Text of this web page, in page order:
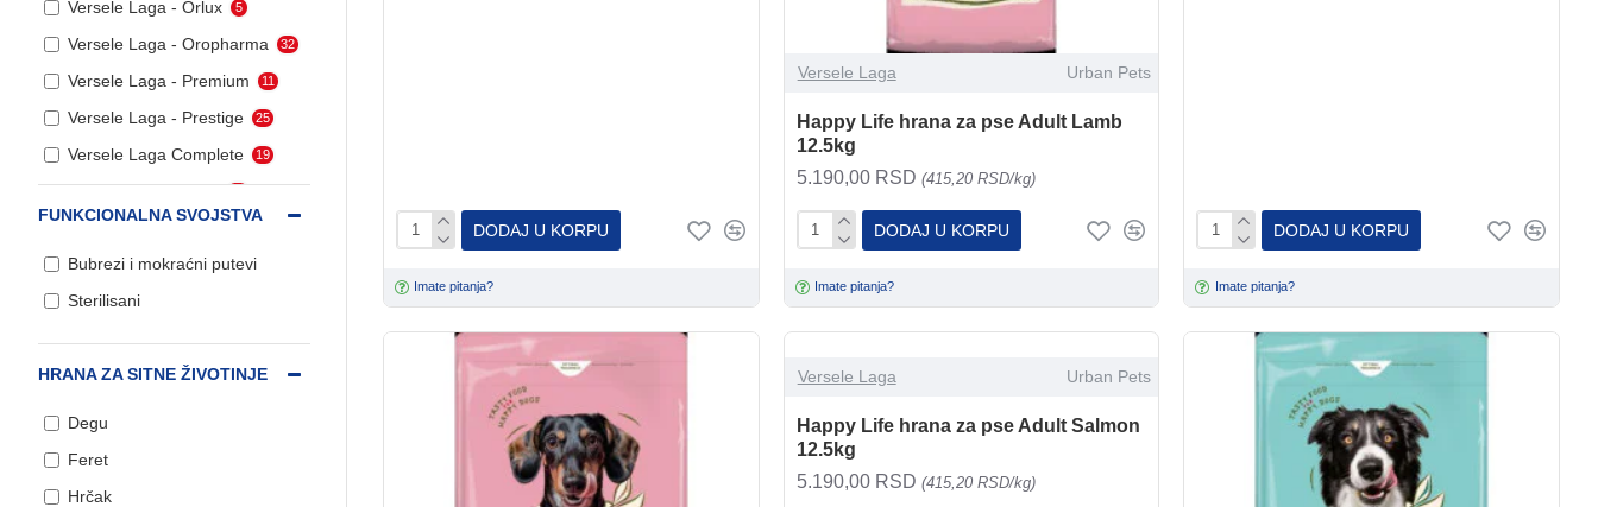
Posipi, seno, piljevina
Poslastice za pse
Preparati za mačke
Kozmetika i nega
mačaka
FUNKCIONALNA SVOJSTVA
Bubrezi i mokraćni putevi
Sterilisani
HRANA ZA SITNE ŽIVOTINJE
Degu
Feret
Hrčak
Versele Laga - Orlux 5
Versele Laga - Oropharma 32
Versele Laga - Premium 11
Versele Laga - Prestige 25
Versele Laga Complete 19
Versele Laga Crispy
DODAJ U KORPU
Imate pitanja?
Versele Laga Urban Pets
Happy Life hrana za pse Adult Lamb
12.5kg
5.190,00 RSD (415,20 RSD/kg)
DODAJ U KORPU
Imate pitanja?
DODAJ U KORPU
Imate pitanja?
Versele Laga Urban Pets
Happy Life hrana za pse Adult Salmon
12.5kg
5.190,00 RSD (415,20 RSD/kg)